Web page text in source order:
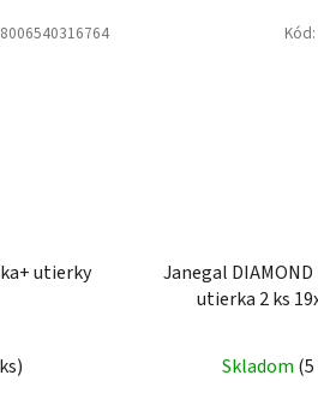
utierky
8006540316764
Janegal
utierka 2 ks
Skladom
Kód: